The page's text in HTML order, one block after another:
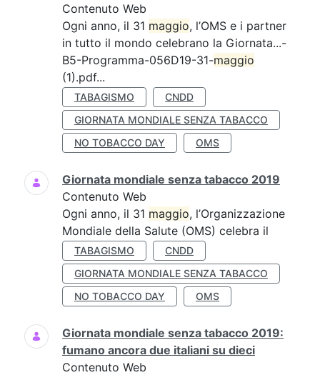
Contenuto Web
Ogni anno, il 31 maggio, l’OMS e i partner
in tutto il mondo celebrano la Giornata...-
B5-Programma-056D19-31-maggio
(1).pdf...
TABAGISMO
CNDD
GIORNATA MONDIALE SENZA TABACCO
NO TOBACCO DAY
OMS
Giornata mondiale senza tabacco 2019
Contenuto Web
Ogni anno, il 31 maggio, l’Organizzazione
Mondiale della Salute (OMS) celebra il
TABAGISMO
CNDD
GIORNATA MONDIALE SENZA TABACCO
NO TOBACCO DAY
OMS
Giornata mondiale senza tabacco 2019:
fumano ancora due italiani su dieci
Contenuto Web